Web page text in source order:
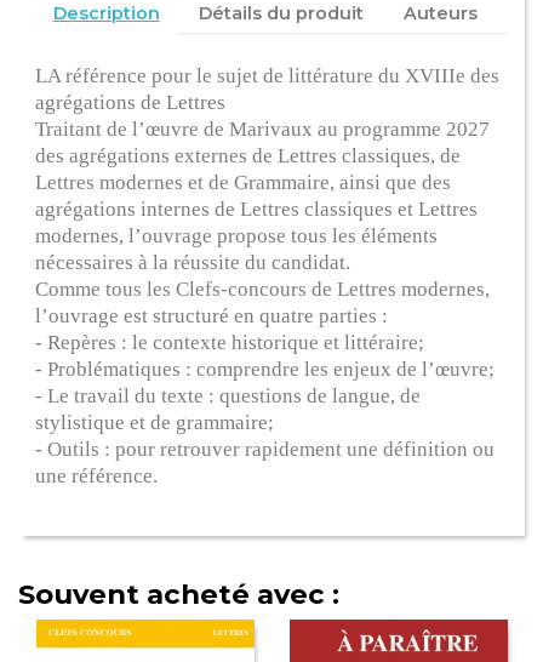
Description Détails du produit Auteurs
LA référence pour le sujet de littérature du XVIIIe des
agrégations de Lettres
Traitant de l’œuvre de Marivaux au programme 2027
des agrégations externes de Lettres classiques, de
Lettres modernes et de Grammaire, ainsi que des
agrégations internes de Lettres classiques et Lettres
modernes, l’ouvrage propose tous les éléments
nécessaires à la réussite du candidat.
Comme tous les Clefs-concours de Lettres modernes,
l’ouvrage est structuré en quatre parties :
- Repères : le contexte historique et littéraire;
- Problématiques : comprendre les enjeux de l’œuvre;
- Le travail du texte : questions de langue, de
stylistique et de grammaire;
- Outils : pour retrouver rapidement une définition ou
une référence.
Souvent acheté avec :